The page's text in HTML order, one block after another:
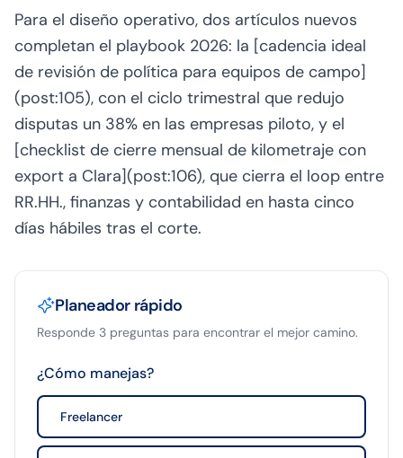
Para el diseño operativo, dos artículos nuevos
completan el playbook 2026: la [cadencia ideal
de revisión de política para equipos de campo]
(post:105), con el ciclo trimestral que redujo
disputas un 38% en las empresas piloto, y el
[checklist de cierre mensual de kilometraje con
export a Clara](post:106), que cierra el loop entre
RR.HH., finanzas y contabilidad en hasta cinco
días hábiles tras el corte.
Planeador rápido
Responde 3 preguntas para encontrar el mejor camino.
¿Cómo manejas?
Freelancer